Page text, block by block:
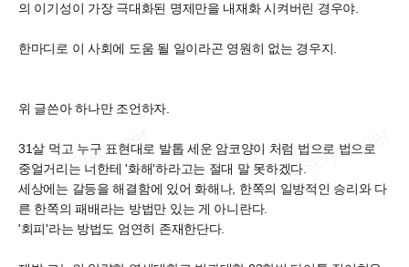
의 이기성이 가장 극대화된 명제만을 내재화 시켜버린 경우야.
한마디로 이 사회에 도움 될 일이라곤 영원히 없는 경우지.
위 글쓴아 하나만 조언하자.
31살 먹고 누구 표현대로 발톱 세운 암코양이 처럼 법으로 법으로
중얼거리는 너한테 '화해'하라고는 절대 말 못하겠다.
세상에는 갈등을 해결함에 있어 화해나, 한쪽의 일방적인 승리와 다
른 한쪽의 패배라는 방법만 있는 게 아니란다.
'회피'라는 방법도 엄연히 존재한단다.